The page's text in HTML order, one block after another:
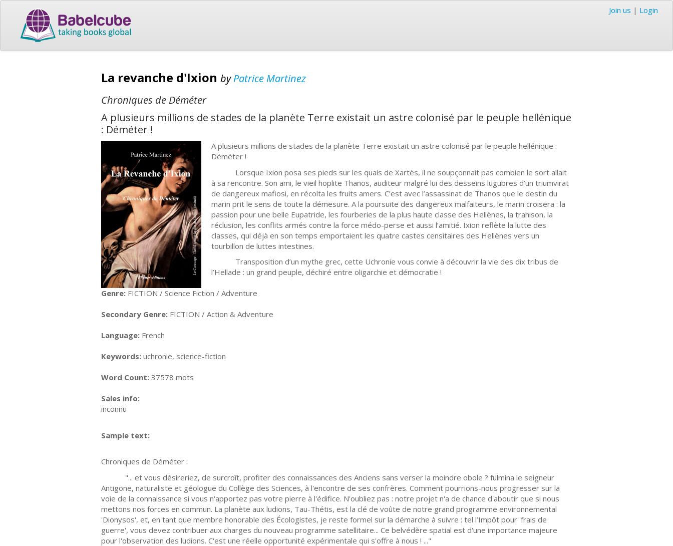
Join us | Login
La revanche d'Ixion byPatrice Martinez
Chroniques de Déméter
A plusieurs millions de stades de la planète Terre existait un astre colonisé par le peuple hellénique
: Déméter !
A plusieurs millions de stades de la planète Terre existait un astre colonisé par le peuple hellénique :
Déméter !
Lorsque Ixion posa ses pieds sur les quais de Xartès, il ne soupçonnait pas combien le sort allait
à sa rencontre. Son ami, le vieil hoplite Thanos, auditeur malgré lui des desseins lugubres d’un triumvirat
de dangereux mafiosi, en récolta les fruits amers. C’est avec l’assassinat de Thanos que le destin du
marin prit le sens de toute la démesure. A la poursuite des dangereux malfaiteurs, le marin croisera : la
passion pour une belle Eupatride, les fourberies de la plus haute classe des Hellènes, la trahison, la
réclusion, les conflits armés contre la force médo-perse et aussi l’amitié. Ixion reflète la lutte des
classes, qui déjà en son temps emportaient les quatre castes censitaires des Hellènes vers un
tourbillon de luttes intestines.
Transposition d’un mythe grec, cette Uchronie vous convie à découvrir la vie des dix tribus de
l’Hellade : un grand peuple, déchiré entre oligarchie et démocratie !
Genre: FICTION / Science Fiction / Adventure
Secondary Genre: FICTION / Action & Adventure
Language: French
Keywords: uchronie, science-fiction
Word Count: 37578 mots
Sales info:
inconnu
Sample text:
Chroniques de Déméter :
"... et vous désireriez, de surcroît, profiter des connaissances des Anciens sans verser la moindre obole ? fulmina le seigneur
Antigone, naturaliste et géologue du Collège des Sciences, à l'encontre de ses confrères. Comment pourrions-nous progresser sur la
voie de la connaissance si vous n'apportez pas votre pierre à l'édifice. N'oubliez pas : notre projet n'a de chance d'aboutir que si nous
mettons nos forces en commun. La planète aux ludions, Tau-Thétis, est la clé de voûte de notre grand programme environnemental
'Dionysos', et, en tant que membre honorable des Écologistes, je reste formel sur la démarche à suivre : tel l’Impôt pour 'frais de
guerre', vous devez contribuer aux charges du nouveau programme satellitaire... Ce belvédère spatial est d'une importance majeure
pour l'observation des ludions. C'est une réelle opportunité expérimentale qui s'offre à nous ! ..."